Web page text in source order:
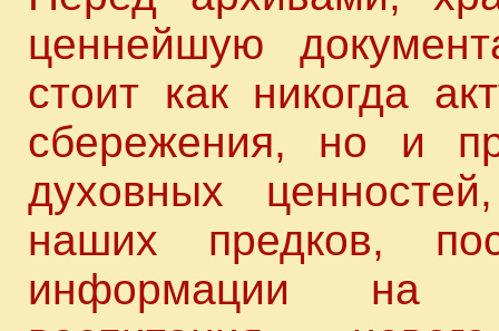
ценнейшую
стоит как никогда
сбережения, но и
духовных
наших предков,
информации на